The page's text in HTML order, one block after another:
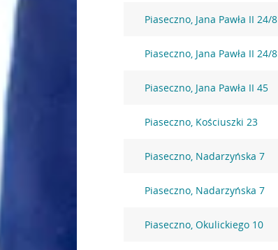
Piaseczno, Jana Pawła II 24/8
Piaseczno, Jana Pawła II 24/8
Piaseczno, Jana Pawła II 45
Piaseczno, Kościuszki 23
Piaseczno, Nadarzyńska 7
Piaseczno, Nadarzyńska 7
Piaseczno, Okulickiego 10